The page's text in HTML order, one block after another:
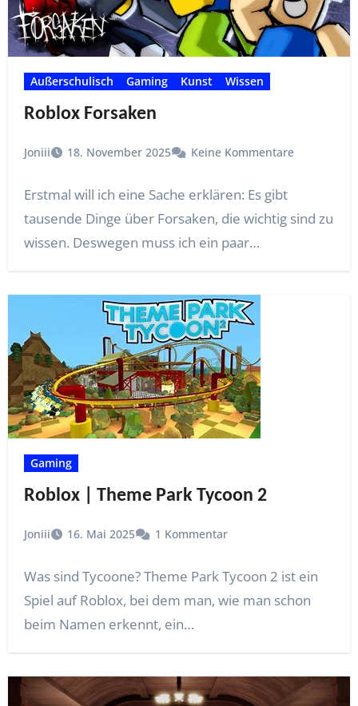
Außerschulisch Gaming Kunst Wissen
Roblox Forsaken
Joniii 18. November 2025 Keine Kommentare
Erstmal will ich eine Sache erklären: Es gibt
tausende Dinge über Forsaken, die wichtig sind zu
wissen. Deswegen muss ich ein paar…
Gaming
Roblox | Theme Park Tycoon 2
Joniii 16. Mai 2025 1 Kommentar
Was sind Tycoone? Theme Park Tycoon 2 ist ein
Spiel auf Roblox, bei dem man, wie man schon
beim Namen erkennt, ein…